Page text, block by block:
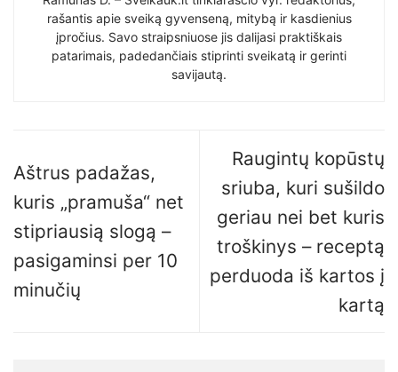
rašantis apie sveiką gyvenseną, mitybą ir kasdienius
įpročius. Savo straipsniuose jis dalijasi praktiškais
patarimais, padedančiais stiprinti sveikatą ir gerinti
savijautą.
Aštrus padažas,
kuris „pramuša“ net
stipriausią slogą –
pasigaminsi per 10
minučių
Raugintų kopūstų
sriuba, kuri sušildo
geriau nei bet kuris
troškinys – receptą
perduoda iš kartos į
kartą